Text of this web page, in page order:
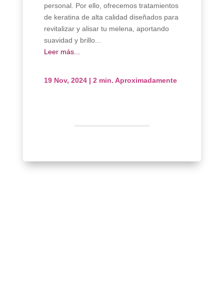
personal. Por ello, ofrecemos tratamientos
de keratina de alta calidad diseñados para
revitalizar y alisar tu melena, aportando
suavidad y brillo...
Leer más...
19 Nov, 2024 |2 min. Aproximadamente